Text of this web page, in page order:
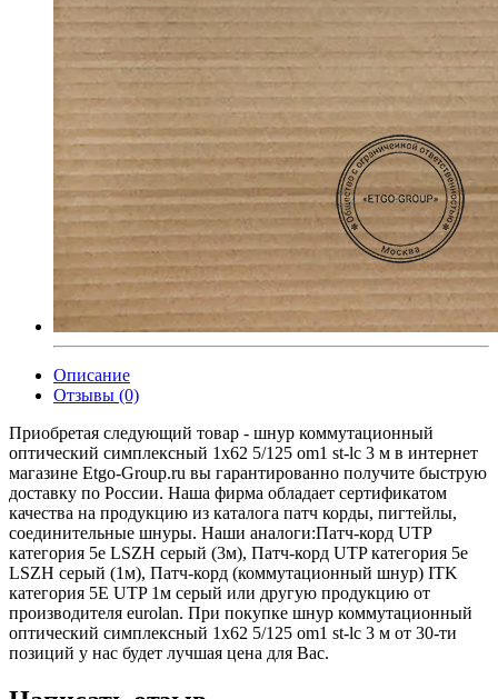
Описание
Отзывы (0)
Приобретая следующий товар - шнур коммутационный
оптический симплексный 1х62 5/125 om1 st-lc 3 м в интернет
магазине Etgo-Group.ru вы гарантированно получите быструю
доставку по России. Наша фирма обладает сертификатом
качества на продукцию из каталога патч корды, пигтейлы,
соединительные шнуры. Наши аналоги:Патч-корд UTP
категория 5e LSZH серый (3м), Патч-корд UTP категория 5e
LSZH серый (1м), Патч-корд (коммутационный шнур) ITK
категория 5Е UTP 1м серый или другую продукцию от
производителя eurolan. При покупке шнур коммутационный
оптический симплексный 1х62 5/125 om1 st-lc 3 м от 30-ти
позиций у нас будет лучшая цена для Вас.